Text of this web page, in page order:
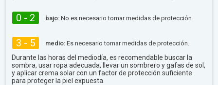
0 - 2 bajo: No es necesario tomar medidas de protección.
3 - 5 medio: Es necesario tomar medidas de protección.
Durante las horas del mediodía, es recomendable buscar la
sombra, usar ropa adecuada, llevar un sombrero y gafas de sol,
y aplicar crema solar con un factor de protección suficiente
para proteger la piel expuesta.